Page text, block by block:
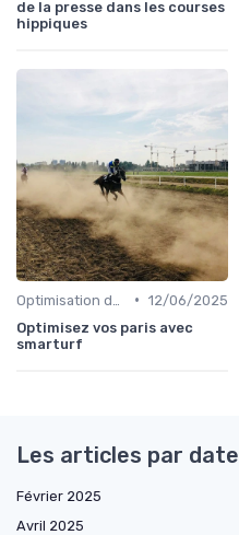
de la presse dans les courses
hippiques
• 12/06/2025
Optimisez vos paris avec
smarturf
Les articles par date
Février 2025
Avril 2025